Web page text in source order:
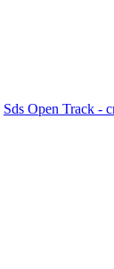
Sds Open Track -